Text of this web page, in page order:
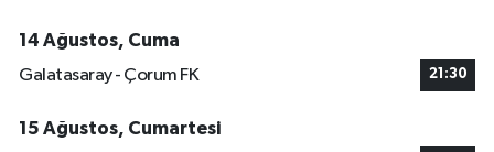
14 Ağustos, Cuma
Galatasaray - Çorum FK
21:30
15 Ağustos, Cumartesi